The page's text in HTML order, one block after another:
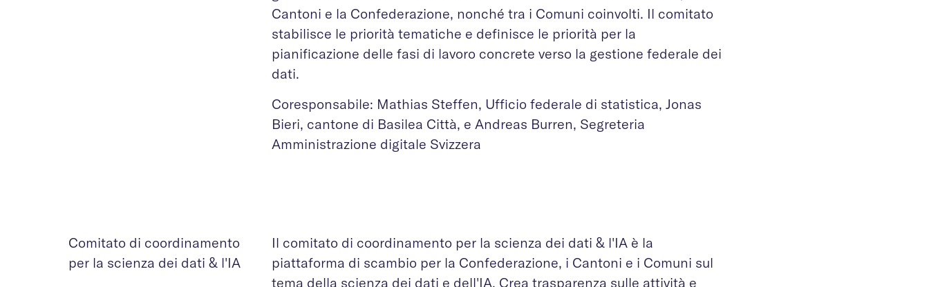
Cantoni e la Confederazione, nonché tra i Comuni coinvolti. Il comitato
stabilisce le priorità tematiche e definisce le priorità per la
pianificazione delle fasi di lavoro concrete verso la gestione federale dei
dati.
Coresponsabile: Mathias Steffen, Ufficio federale di statistica, Jonas
Bieri, cantone di Basilea Città, e Andreas Burren, Segreteria
Amministrazione digitale Svizzera
Comitato di coordinamento
per la scienza dei dati & l'IA
Il comitato di coordinamento per la scienza dei dati & l'IA è la
piattaforma di scambio per la Confederazione, i Cantoni e i Comuni sul
tema della scienza dei dati e dell'IA. Crea trasparenza sulle attività e